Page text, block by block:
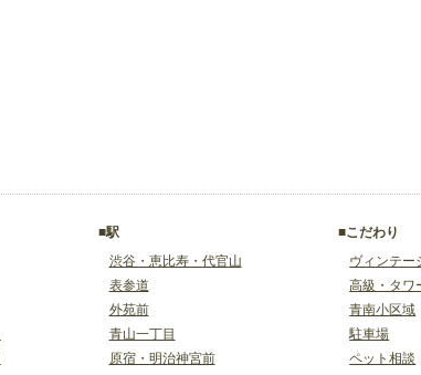
■駅
渋谷・恵比寿・代官山
表参道
外苑前
青山一丁目
原宿・明治神宮前
■こだわり
ヴィンテー
高級・タワ
青南小区域
駐車場
ペット相談